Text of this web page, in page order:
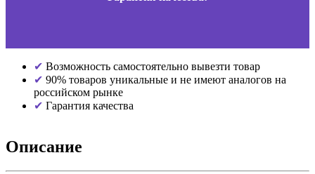
Возможность самостоятельно вывезти товар
90% товаров уникальные и не имеют аналогов на
российском рынке
Гарантия качества
Описание